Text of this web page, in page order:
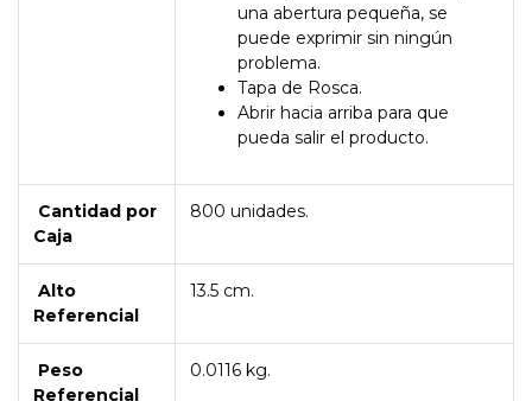
una abertura pequeña, se
puede exprimir sin ningún
problema.
Tapa de Rosca.
Abrir hacia arriba para que
pueda salir el producto.
Cantidad por
Caja
800 unidades.
Alto
Referencial
13.5 cm.
Peso
Referencial
0.0116 kg.